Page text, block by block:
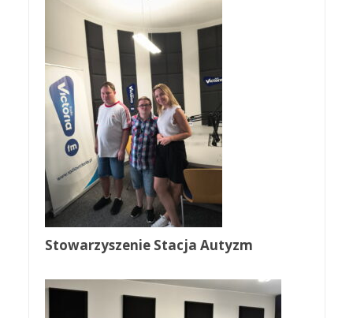
Stowarzyszenie Stacja Autyzm